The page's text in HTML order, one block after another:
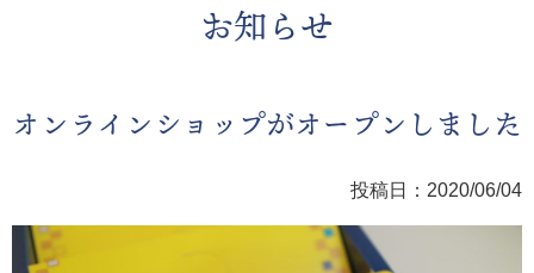
お知らせ
オンラインショップがオープンしました
投稿日：2020/06/04